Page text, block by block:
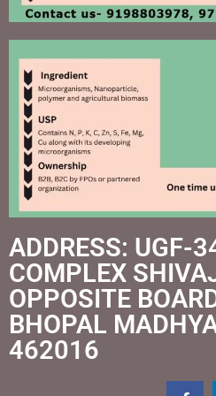
ADDRESS: UGF-
COMPLEX
OPPOSITE
BHOPAL
462016